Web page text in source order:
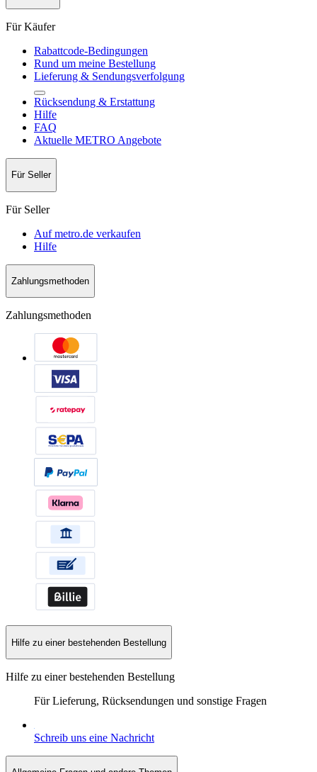
Für Käufer
Rabattcode-Bedingungen
Rund um meine Bestellung
Lieferung & Sendungsverfolgung
Rücksendung & Erstattung
Hilfe
FAQ
Aktuelle METRO Angebote
Für Seller
Für Seller
Auf metro.de verkaufen
Hilfe
Zahlungsmethoden
Zahlungsmethoden
Hilfe zu einer bestehenden Bestellung
Hilfe zu einer bestehenden Bestellung
Für Lieferung, Rücksendungen und sonstige Fragen
Schreib uns eine Nachricht